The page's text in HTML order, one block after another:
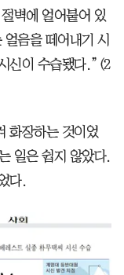
벽에 얼어붙어 있
음을 떼어내기 시
신이 수습됐다.”(2
화장하는 것이었
일은 쉽지 않았다.
다.